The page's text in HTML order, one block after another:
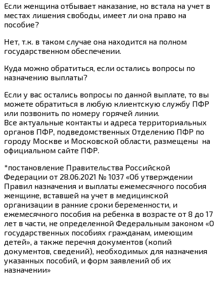
Если женщина отбывает наказание, но встала на учет в
местах лишения свободы, имеет ли она право на
пособие?
Нет, т.к. в таком случае она находится на полном
государственном обеспечении.
Куда можно обратиться, если остались вопросы по
назначению выплаты?
Если у вас остались вопросы по данной выплате, то вы
можете обратиться в любую клиентскую службу ПФР
или позвонить по номеру горячей линии.
Все актуальные контакты и адреса территориальных
органов ПФР, подведомственных Отделению ПФР по
городу Москве и Московской области, размещены на
официальном сайте ПФР.
*постановление Правительства Российской
Федерации от 28.06.2021 № 1037 «Об утверждении
Правил назначения и выплаты ежемесячного пособия
женщине, вставшей на учет в медицинской
организации в ранние сроки беременности, и
ежемесячного пособия на ребенка в возрасте от 8 до 17
лет в части, не определенной Федеральным законом «О
государственных пособиях гражданам, имеющим
детей», а также перечня документов (копий
документов, сведений), необходимых для назначения
указанных пособий, и форм заявлений об их
назначении»